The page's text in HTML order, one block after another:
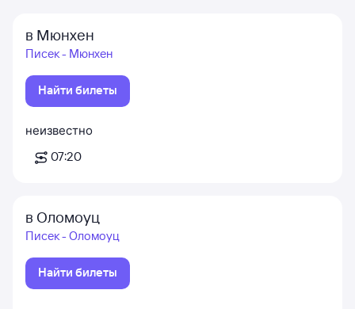
в Мюнхен
Писек - Мюнхен
Найти билеты
неизвестно
07:20
в Оломоуц
Писек - Оломоуц
Найти билеты